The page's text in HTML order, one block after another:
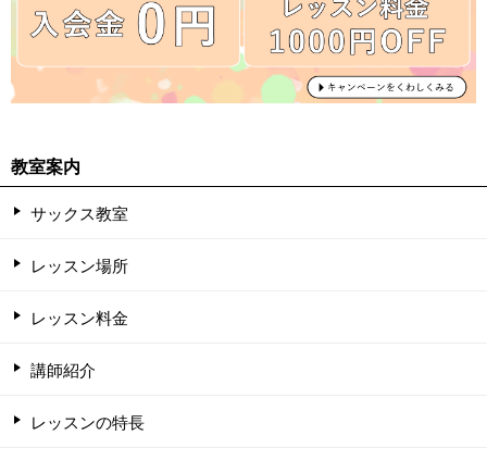
教室案内
サックス教室
レッスン場所
レッスン料金
講師紹介
レッスンの特長